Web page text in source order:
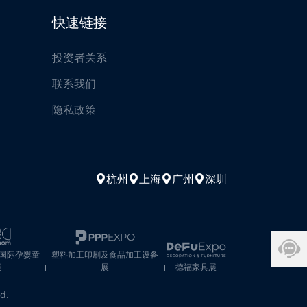
快速链接
投资者关系
联系我们
隐私政策
杭州 上海 广州 深圳
际孕婴童
塑料加工印刷及食品加工设备
展
德福家具展